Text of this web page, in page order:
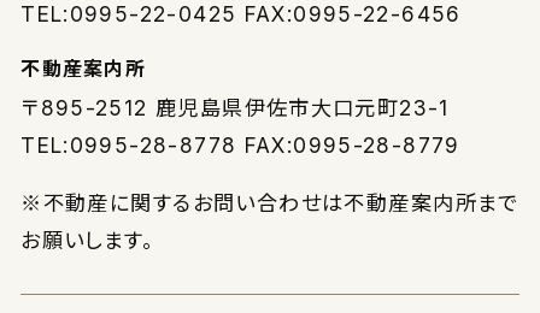
TEL:0995-22-0425 FAX:0995-22-6456
不動産案内所
〒895-2512 鹿児島県伊佐市大口元町23-1
TEL:0995-28-8778 FAX:0995-28-8779
※不動産に関するお問い合わせは不動産案内所まで
お願いします。